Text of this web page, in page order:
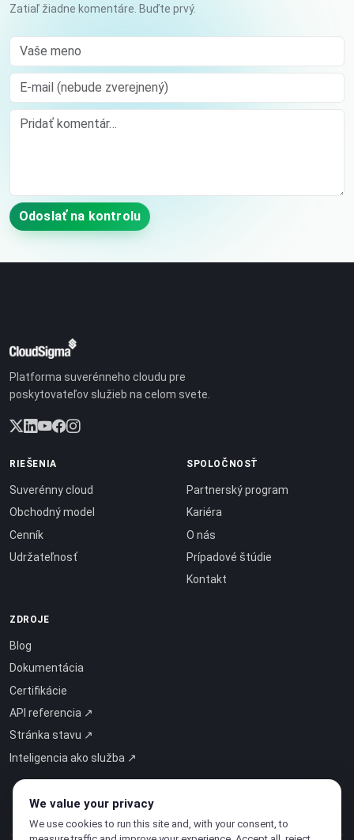
Zatiaľ žiadne komentáre. Buďte prvý.
Vaše meno
E-mail (nebude zverejnený)
Comment
Odoslať na kontrolu
Platforma suverénneho cloudu pre
poskytovateľov služieb na celom svete.
RIEŠENIA
Suverénny cloud
Obchodný model
Cenník
Udržateľnosť
SPOLOČNOSŤ
Partnerský program
Kariéra
O nás
Prípadové štúdie
Kontakt
ZDROJE
Blog
Dokumentácia
Certifikácie
API referencia ↗
Stránka stavu ↗
Inteligencia ako služba ↗
We value your privacy
We use cookies to run this site and, with your consent, to